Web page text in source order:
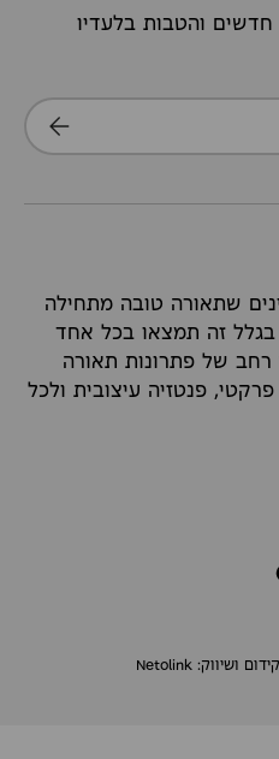
והטבות בלעדיו
הרשמה
שתאורה טובה מתחילה
זה תמצאו בכל אחד
רחב של פתרונות תאורה
פנטזיה עיצובית ולכל
קידום ושיווק: Netolink